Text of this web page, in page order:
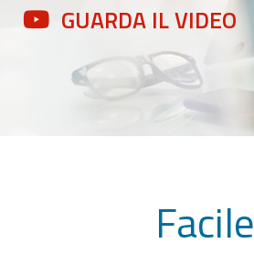
GUARDA IL VIDEO
Facile